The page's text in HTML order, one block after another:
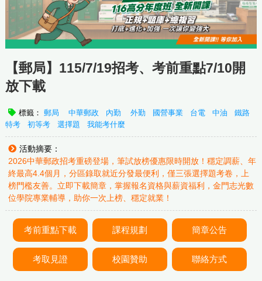
【郵局】115/7/19招考、考前重點7/10開
放下載
標籤： 郵局 中華郵政 內勤 外勤 國營事業 台電 中油
鐵路
特考
初等考 選擇題 我能考什麼
活動摘要：
2026中華郵政招考重磅登場，筆試放榜優惠限時開放！穩定調薪、年
終最高4.4個月，分區錄取就近分發最便利，僅三張選擇題考卷，上
榜門檻友善。立即下載簡章，掌握報名資格與薪資福利，金門志光數
位學院專業輔導，助你一次上榜、穩定就業！
考前重點下載 課程規劃 簡章公告
考取見證 校園贊助 聯絡方式